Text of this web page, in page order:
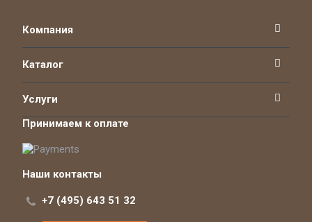
Компания
Каталог
Услуги
Принимаем к оплате
Наши контакты
+7 (495) 643 51 32